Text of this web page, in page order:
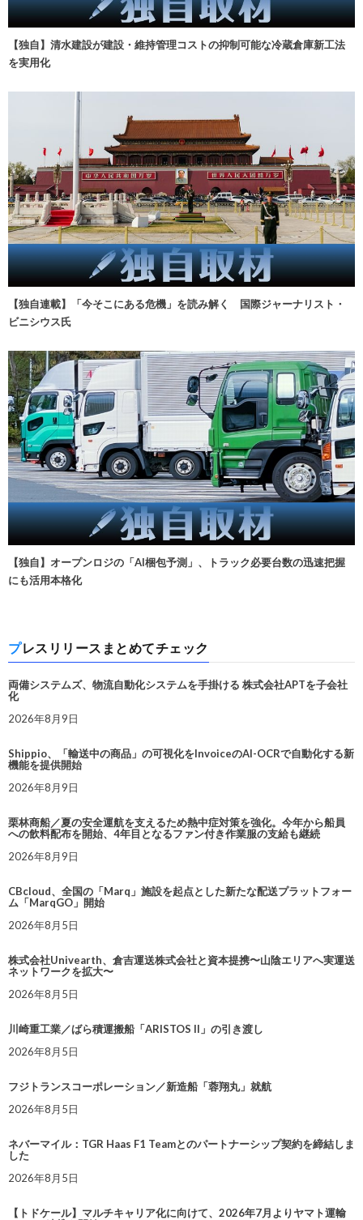
【独自】清水建設が建設・維持管理コストの抑制可能な冷蔵倉庫新工法
を実用化
【独自連載】「今そこにある危機」を読み解く 国際ジャーナリスト・
ビニシウス氏
【独自】オープンロジの「AI梱包予測」、トラック必要台数の迅速把握
にも活用本格化
プレスリリースまとめてチェック
両備システムズ、物流自動化システムを手掛ける 株式会社APTを子会社
化
2026年8月9日
Shippio、「輸送中の商品」の可視化をInvoiceのAI-OCRで自動化する新
機能を提供開始
2026年8月9日
栗林商船／夏の安全運航を支えるため熱中症対策を強化。今年から船員
への飲料配布を開始、4年目となるファン付き作業服の支給も継続
2026年8月9日
CBcloud、全国の「Marq」施設を起点とした新たな配送プラットフォー
ム「MarqGO」開始
2026年8月5日
株式会社Univearth、倉吉運送株式会社と資本提携〜山陰エリアへ実運送
ネットワークを拡大〜
2026年8月5日
川崎重工業／ばら積運搬船「ARISTOS II」の引き渡し
2026年8月5日
フジトランスコーポレーション／新造船「蓉翔丸」就航
2026年8月5日
ネバーマイル：TGR Haas F1 Teamとのパートナーシップ契約を締結しま
した
2026年8月5日
【トドケール】マルチキャリア化に向けて、2026年7月よりヤマト運輸